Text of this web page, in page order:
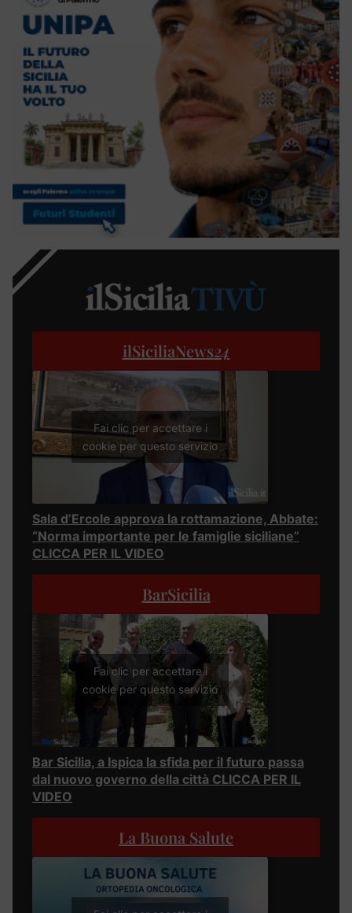
ilSiciliaNews24
Fai clic per accettare i
cookie per questo servizio
Sala d’Ercole approva la rottamazione, Abbate:
“Norma importante per le famiglie siciliane”
CLICCA PER IL VIDEO
BarSicilia
Fai clic per accettare i
cookie per questo servizio
Bar Sicilia, a Ispica la sfida per il futuro passa
dal nuovo governo della città CLICCA PER IL
VIDEO
La Buona Salute